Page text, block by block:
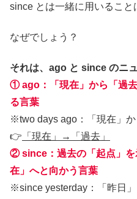
since とは一緒に用いること
なぜでしょう？
それは、ago と since のニ
① ago：「現在」から「過
る言葉
※two days ago：「現在」か
👉 「現在」→「過去」
② since：過去の「起点」を
在」へと向かう言葉
※since yesterday：「昨日